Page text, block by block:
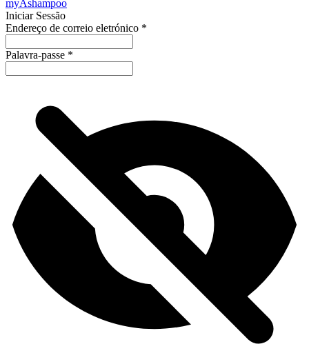
myAshampoo
Iniciar Sessão
Endereço de correio eletrónico *
Palavra-passe *